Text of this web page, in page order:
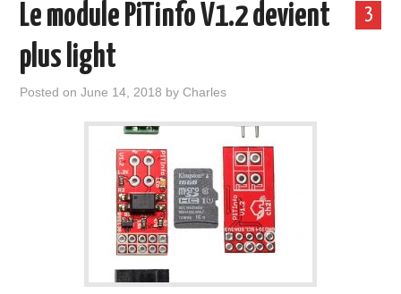
COMMUNITY FORUM
3
Le module PiTinfo V1.2 devient
plus light
Posted onJune 14, 2018 byCharles